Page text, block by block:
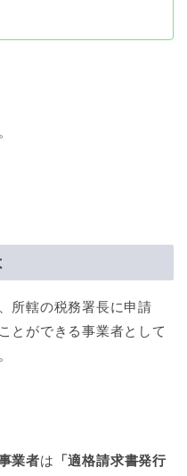
所轄の税務署長に申請
とができる事業者として
業者は
「適格請求書発行